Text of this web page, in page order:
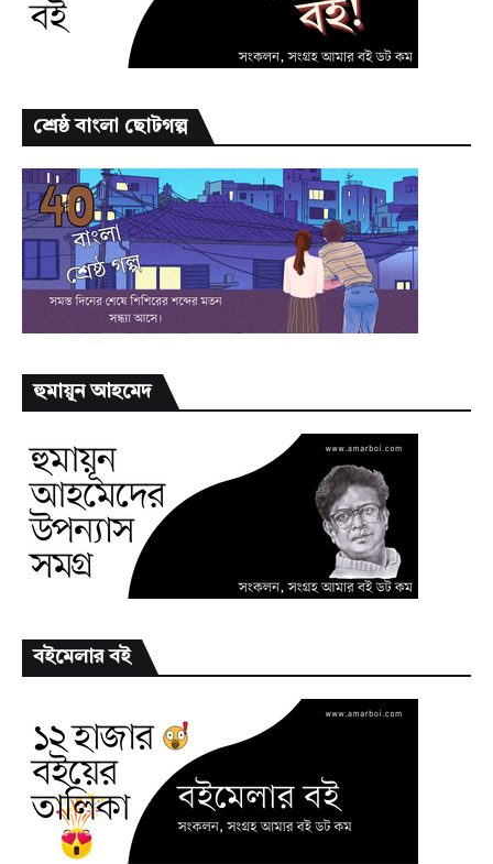
শ্রেষ্ঠ বাংলা ছোটগল্প
হুমায়ূন আহমেদ
বইমেলার বই